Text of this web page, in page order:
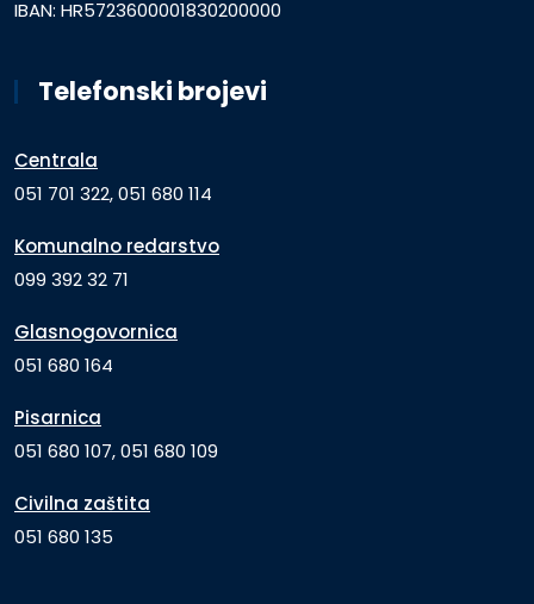
IBAN: HR5723600001830200000
Telefonski brojevi
Centrala
051 701 322, 051 680 114
Komunalno redarstvo
099 392 32 71
Glasnogovornica
051 680 164
Pisarnica
051 680 107, 051 680 109
Civilna zaštita
051 680 135